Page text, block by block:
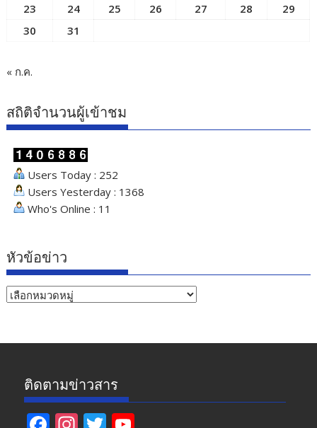
23
24 25 26 27 28
29
30
31
« ก.ค.
สถิติจำนวนผู้เข้าชม
Users Today : 252
Users Yesterday : 1368
Who's Online : 11
หัวข้อข่าว
หัวข้อ
ติดตามข่าวสาร